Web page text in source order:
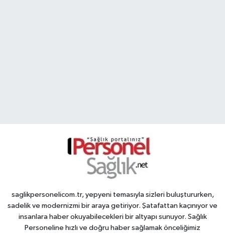
saglikpersonelicom.tr, yepyeni temasıyla sizleri buluştururken,
sadelik ve modernizmi bir araya getiriyor. Şatafattan kaçınıyor ve
insanlara haber okuyabilecekleri bir altyapı sunuyor. Sağlık
Personeline hızlı ve doğru haber sağlamak önceliğimiz